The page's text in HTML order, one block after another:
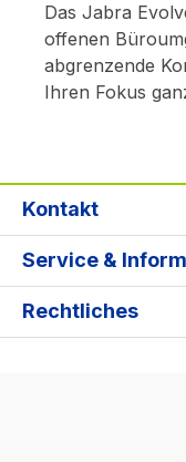
Das Jabra
offenen
abgrenzende
Ihren Fokus
Kontakt
Service &
Rechtliches